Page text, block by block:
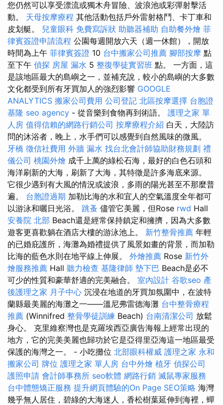
您仍然可以享受漂流或獨木舟冒險、波浪池或彩彈射擊活
動。 天母按摩療程 其他活動包括戶外雷射格鬥、卡丁車和
皮划艇。 兒童眼科 免費寫訴狀 助聽器補助 自助餐外燴 菲
律賓簽證申請流程 公園每週開放六天（週一休館），開放
時間為上午 菲律賓簽證 10 台中搬家公司推薦 腳部按摩 點
至下午 偵探 房屋 漏水 5 整復學徒實習班 點。 一方面，這
是該地區最大的島嶼之一，並補充說，較小的島嶼的大多數
文化都受到所有牙買加人的強烈影響 GOOGLE
ANALYTICS 搬家公司費用 公司登記 北區按摩選擇 台胞證
基隆 seo agency - 從音樂到食物再到術語。 護理之家 單
人房 值得信賴的網路行銷公司 按摩療程介紹 白天，大陸訪
問的沐浴者，晚上，水手們可以感覺到自然風味的微風。
牙橋 徵信社費用 外牆 漏水 找台北會計師協助財務規劃 禮
儀公司 桃園外燴 成千上萬的綠松石海，最好的白色石頭和
海洋刷新的大海，刷新了大海，其特徵是許多海底來源。
它很少遇到有大風的情況或波浪，多雨的陽光甚至不那麼普
遍。 台胞證過期 加勒比海的水和宜人的空氣溫度全年都可
以游泳和曬日光浴。 跳蚤 儘管它美麗，但Rose rwd Hall
安養院 北部 Beach還是經常保持鎮定和擁擠，因為大多數
遊客更喜歡躺在酒店大樓的游泳池上。 新竹整骨推薦 年輕
的已婚庇護所，海灘為婚禮提供了風景如畫的背景，而加勒
比海的藍色水則在地平線上伸展。 外燴推薦 Rose 新竹外
燴服務推薦 Hall 聽力檢查 基隆律師 墊下巴 Beach是必不
可少的性質和豪華舒適的完美融合。 室內設計 谷歌seo 產
後護理之家 月子中心 沉浸在地道的牙買加氛圍中，在波特
蘭縣最美麗的海灘之一——溫尼弗雷德海灘 台中整骨療程
推薦 (Winnifred 整骨學徒訓練 Beach) 台南清潔公司 放鬆
身心。 克里維察灣也是克羅埃西亞廣告海報上經常出現的
地方，它的完美美麗也歸功於它是亞得里亞海這一地區最受
保護的海灣之一。 - 小吃攤位 北部眼科權威 護理之家 永和
搬家公司 牌位 護理之家 單人房 台中外燴 植牙 偵探公司
護照申請 會計師事務所 seo軟體 網路行銷 滅鼠專家服務
台中體態矯正服務 提升網頁體驗的On Page SEO策略 海灣
幾乎無人居住，碧綠的大海迷人，香松樹葉延伸到海裡，蟬